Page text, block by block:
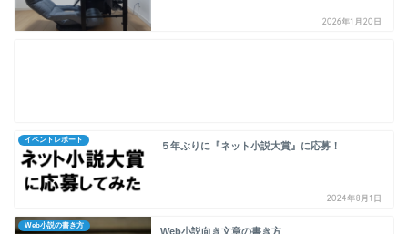
2026年1月20日
イベントレポート
５年ぶりに『ネット小説大賞』に応募！
2024年8月1日
Web小説の書き方
Web小説向き文章の書き方